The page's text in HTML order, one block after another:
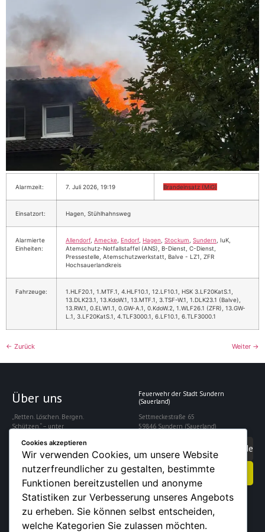
Alarmzeit: 7. Juli 2026, 19:19 Brandeinsatz (MiG)
Einsatzort: Hagen, Stühlhahnsweg
Alarmierte
Einheiten:
Allendorf, Amecke Endorf, Hagen Stockum Sundern , IuK,
Atemschutz-Notfallstaffel (ANS), B-Dienst, C-Dienst,
Pressestelle, Atemschutzwerkstatt, Balve - LZ1, ZFR
Hochsauerlandkreis
Fahrzeuge:
1.HLF20.1, 1.MTF.1, 4.HLF10.1, 12.LF10.1, HSK 3.LF20KatS.1,
13.DLK23.1, 13.KdoW.1, 13.MTF.1, 3.TSF-W.1, 1.DLK23.1 (Balve),
13.RW.1, 0.ELW1.1, 0.GW-A.1, 0.KdoW.2, 1.WLF26.1 (ZFR), 13.GW-
L.1, 3.LF20KatS.1, 4.TLF3000.1, 6.LF10.1, 6.TLF3000.1
← Zurück Weiter →
Über uns
„Retten. Löschen. Bergen.
Schützen.“ – unter
gewährleistet die
Freiwillige Feuerwehr
Sundern die Sicherheit
der rund 28.000
Einwohner der Stadt.
Feuerwehr der Stadt Sundern
(Sauerland)
Settmeckestraße 65
59846 Sundern (Sauerland)
info@feuerwehrsundern.de
Kontakt aufnehmen
Cookies akzeptieren
Wir verwenden Cookies, um unsere Website
nutzerfreundlicher zu gestalten, bestimmte
Funktionen bereitzustellen und anonyme
Statistiken zur Verbesserung unseres Angebots
zu erheben. Sie können selbst entscheiden,
welche Kategorien Sie zulassen möchten.